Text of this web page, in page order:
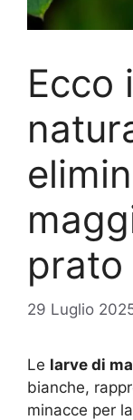
Ecco
prato
29 Luglio
Le larve di
bianche,
minacce per